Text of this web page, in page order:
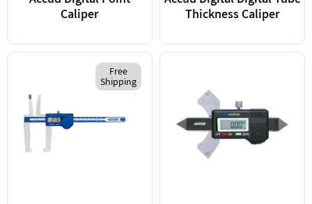
Caliper
Thickness Caliper
Free
Shipping